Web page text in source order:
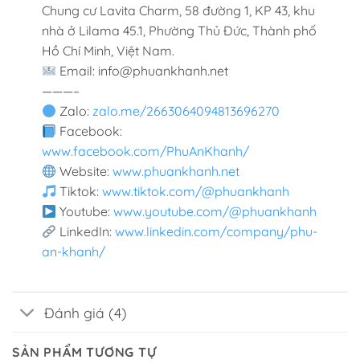
Chung cư Lavita Charm, 58 đường 1, KP 43, khu
nhà ở Lilama 45.1, Phường Thủ Đức, Thành phố
Hồ Chí Minh, Việt Nam.
Email: info@phuankhanh.net
———–
Zalo:zalo.me/2663064094813696270
Facebook:
www.facebook.com/PhuAnKhanh/
Website:www.phuankhanh.net
Tiktok:www.tiktok.com/@phuankhanh
Youtube:www.youtube.com/@phuankhanh
LinkedIn:www.linkedin.com/company/phu-
an-khanh/
Đánh giá (4)
SẢN PHẨM TƯƠNG TỰ